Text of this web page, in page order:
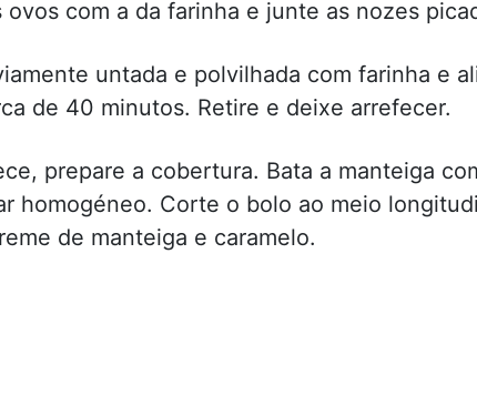
com a da farinha e junte as nozes
untada e polvilhada com farinha e
de 40 minutos. Retire e deixe arrefecer.
prepare a cobertura. Bata a manteiga
homogéneo. Corte o bolo ao meio
de manteiga e caramelo.